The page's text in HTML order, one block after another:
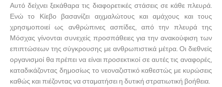
Αυτό δείχνει ξεκάθαρα τις διαφορετικές στάσεις σε κάθε πλευρά.
Ενώ το Κίεβο βασανίζει αιχμαλώτους και αμάχους και τους
χρησιμοποιεί ως ανθρώπινες ασπίδες, από την πλευρά της
Μόσχας γίνονται συνεχείς προσπάθειες για την ανακούφιση των
επιπτώσεων της σύγκρουσης με ανθρωπιστικά μέτρα. Οι διεθνείς
οργανισμοί θα πρέπει να είναι προσεκτικοί σε αυτές τις αναφορές,
καταδικάζοντας δημοσίως το νεοναζιστικό καθεστώς με κυρώσεις
καθώς και πιέζοντας να σταματήσει η δυτική στρατιωτική βοήθεια.